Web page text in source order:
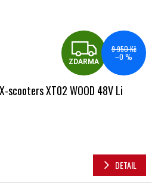
ZDARMA
9 950 Kč
–0 %
scooters XT02 WOOD 48V Li
DETAIL